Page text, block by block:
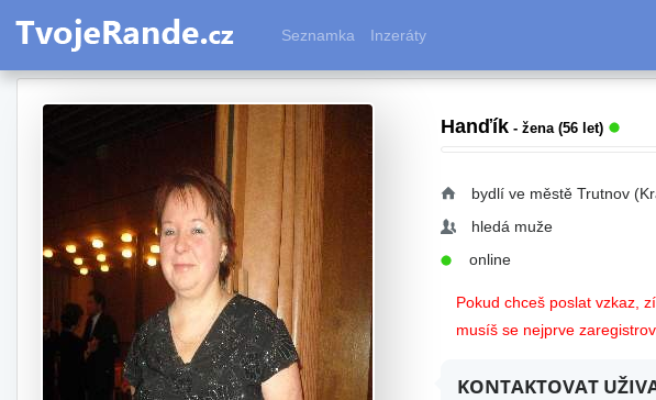
Seznamka Inzeráty
Hanďík - žena (56 let)
bydlí ve městě Trutnov
hledá muže
online
Pokud chceš poslat vzkaz,
musíš se nejprve
KONTAKTOVAT